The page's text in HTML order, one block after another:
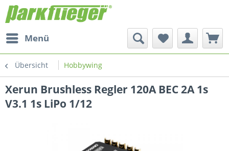
Menü
Übersicht Hobbywing
Xerun Brushless Regler 120A BEC 2A 1s
V3.1 1s LiPo 1/12